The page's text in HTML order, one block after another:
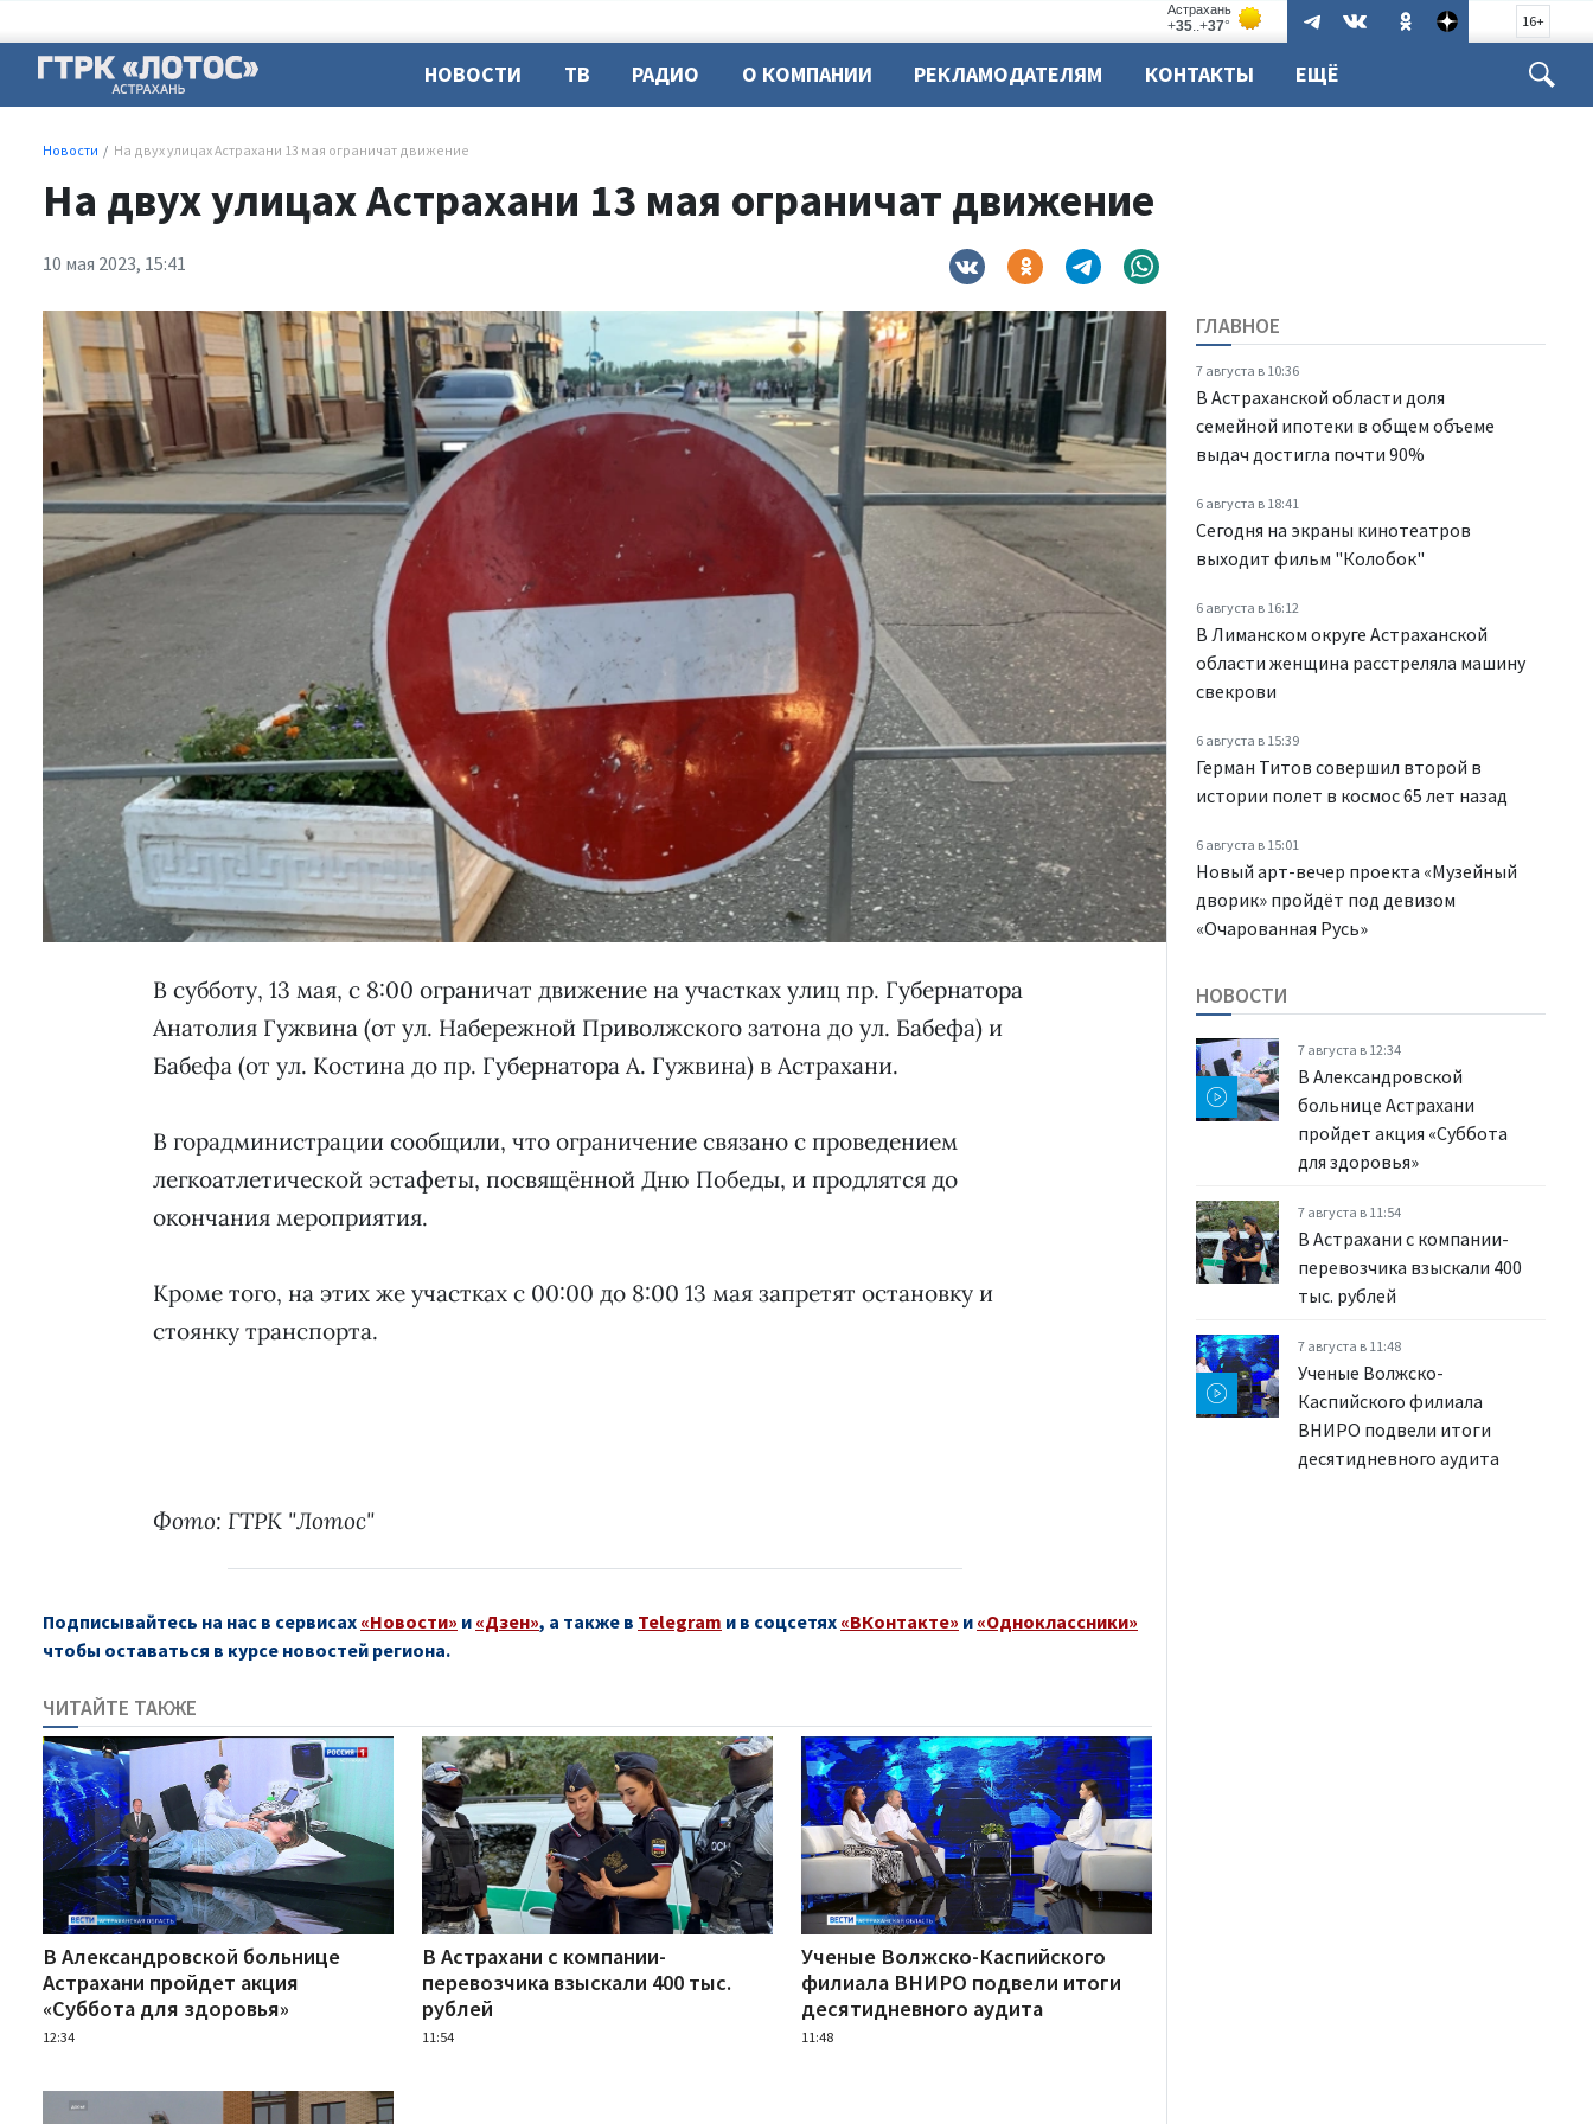
16+
НОВОСТИ ТВ РАДИО О КОМПАНИИ РЕКЛАМОДАТЕЛЯМ КОНТАКТЫ ЕЩЁ
Новости На двух улицах Астрахани 13 мая ограничат движение
На двух улицах Астрахани 13 мая ограничат движение
10 мая 2023, 15:41
ГЛАВНОЕ
7 августа в 10:36
В Астраханской области доля
семейной ипотеки в общем объеме
выдач достигла почти 90%
6 августа в 18:41
Сегодня на экраны кинотеатров
выходит фильм "Колобок"
6 августа в 16:12
В Лиманском округе Астраханской
области женщина расстреляла машину
свекрови
6 августа в 15:39
Герман Титов совершил второй в
истории полет в космос 65 лет назад
6 августа в 15:01
Новый арт-вечер проекта «Музейный
дворик» пройдёт под девизом
«Очарованная Русь»
В субботу, 13 мая, с 8:00 ограничат движение на участках улиц пр. Губернатора
Анатолия Гужвина (от ул. Набережной Приволжского затона до ул. Бабефа) и
Бабефа (от ул. Костина до пр. Губернатора А. Гужвина) в Астрахани.
В горадминистрации сообщили, что ограничение связано с проведением
легкоатлетической эстафеты, посвящённой Дню Победы, и продлятся до
окончания мероприятия.
Кроме того, на этих же участках с 00:00 до 8:00 13 мая запретят остановку и
стоянку транспорта.
Фото: ГТРК "Лотос"
Подписывайтесь на нас в сервисах «Новости» и «Дзен», а также в Telegram и в соцсетях «ВКонтакте» и «Одноклассники»
чтобы оставаться в курсе новостей региона.
ЧИТАЙТЕ ТАКЖЕ
В Александровской больнице
Астрахани пройдет акция
«Суббота для здоровья»
12:34
В Астрахани с компании-
перевозчика взыскали 400 тыс.
рублей
11:54
Ученые Волжско-Каспийского
филиала ВНИРО подвели итоги
десятидневного аудита
11:48
НОВОСТИ
7 августа в 12:34
В Александровской
больнице Астрахани
пройдет акция «Суббота
для здоровья»
7 августа в 11:54
В Астрахани с компании-
перевозчика взыскали 400
тыс. рублей
7 августа в 11:48
Ученые Волжско-
Каспийского филиала
ВНИРО подвели итоги
десятидневного аудита